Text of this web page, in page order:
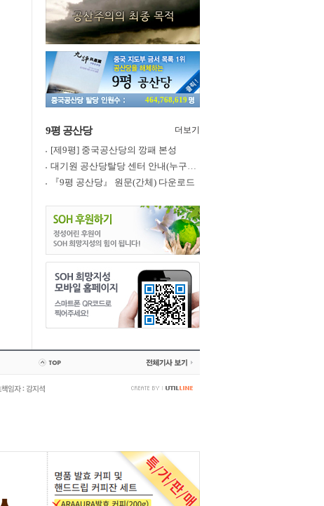
464,768,619
9평 공산당 더보기
[제9평] 중국공산당의 깡패 본성
대기원 공산당탈당 센터 안내(누구나 쉽게 退黨, 退團, 退隊 가능)
『9평 공산당』 원문(간체) 다운로드